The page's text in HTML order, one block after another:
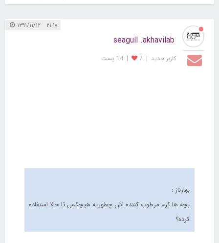
۲۱:۱۰ ۱۳۹۱/۱۱/۱۲
seagull .akhavilab
کاربر جديد |
7
| 14 پست
بهارناز :
بچه ها کرم مرطوب کننده اش چطوریه هیچکس تا حالا استفاده
کرده؟